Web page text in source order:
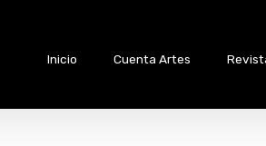
Inicio Cuenta Artes